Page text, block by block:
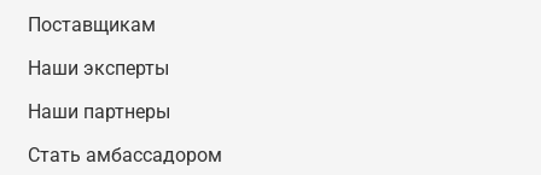
Поставщикам
Наши эксперты
Наши партнеры
Стать амбассадором